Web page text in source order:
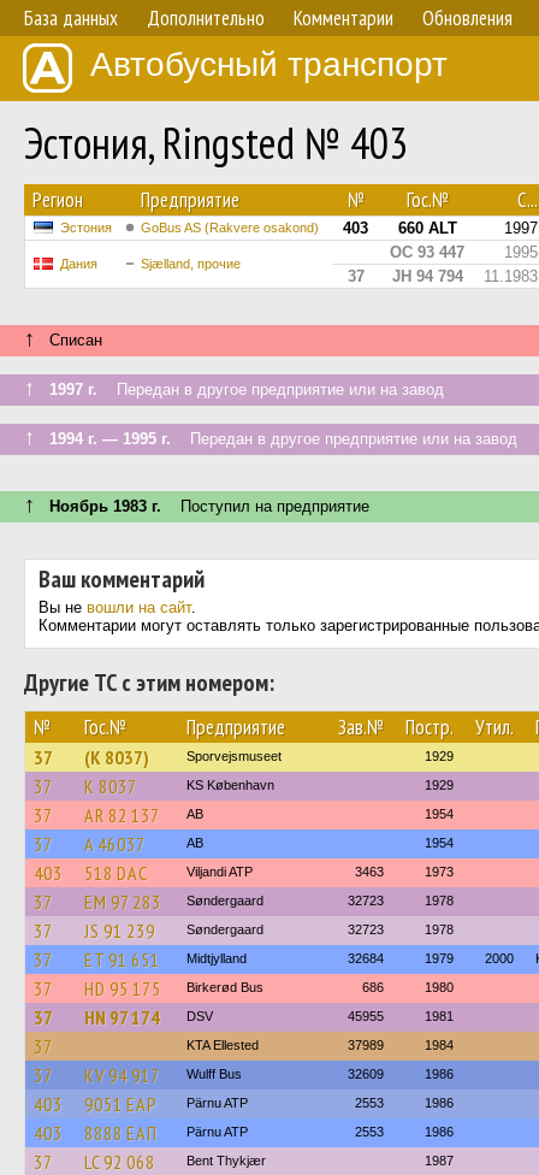
База данных Дополнительно Комментарии Обновления
Автобусный транспорт
Эстония, Ringsted № 403
Регион Предприятие № Гос.№ С...
Эстония GoBus AS (Rakvere osakond) 403 660 ALT 1997
Дания Sjælland, прочие
OC 93 447
1995
37
JH 94 794 11.1983
↑ Списан
↑ 1997 г. Передан в другое предприятие или на завод
↑ 1994 г. — 1995 г. Передан в другое предприятие или на завод
↑ Ноябрь 1983 г. Поступил на предприятие
Ваш комментарий
Вы не вошли на сайт.
Комментарии могут оставлять только зарегистрированные
Другие ТС с этим номером:
№ Гос.№ Предприятие Зав.№ Постр. Утил.
37 (K 8037) Sporvejsmuseet 1929
37 K 8037 KS København 1929
37 AR 82 137 AB 1954
37 A 46037 AB 1954
403 518 DAC Viljandi ATP 3463 1973
37 EM 97 283 Søndergaard 32723 1978
37 JS 91 239 Søndergaard 32723 1978
37 ET 91 651 Midtjylland 32684 1979 2000
37 HD 95 175 Birkerød Bus 686 1980
37 HN 97 174 DSV 45955 1981
37 KTA Ellested 37989 1984
37 KV 94 917 Wulff Bus 32609 1986
403 9051 ЕАР Pärnu ATP 2553 1986
403 8888 ЕАП Pärnu ATP 2553 1986
37 LC 92 068 Bent Thykjær 1987